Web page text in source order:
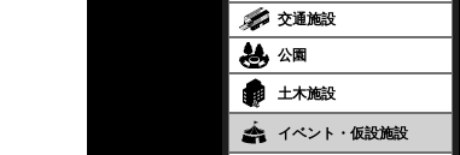
交通施設
公園
土木施設
イベント・仮設施設